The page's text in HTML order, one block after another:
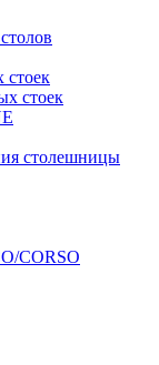
стоек
стоек
столешницы
CORSO